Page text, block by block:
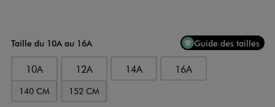
Taille du 10A au 16A Guide des tailles
10A
140 CM
12A
152 CM
14A 16A